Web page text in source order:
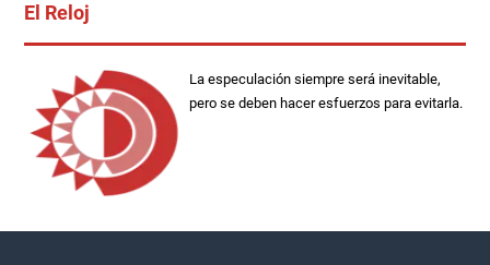
El Reloj
La especulación siempre será inevitable,
pero se deben hacer esfuerzos para evitarla.